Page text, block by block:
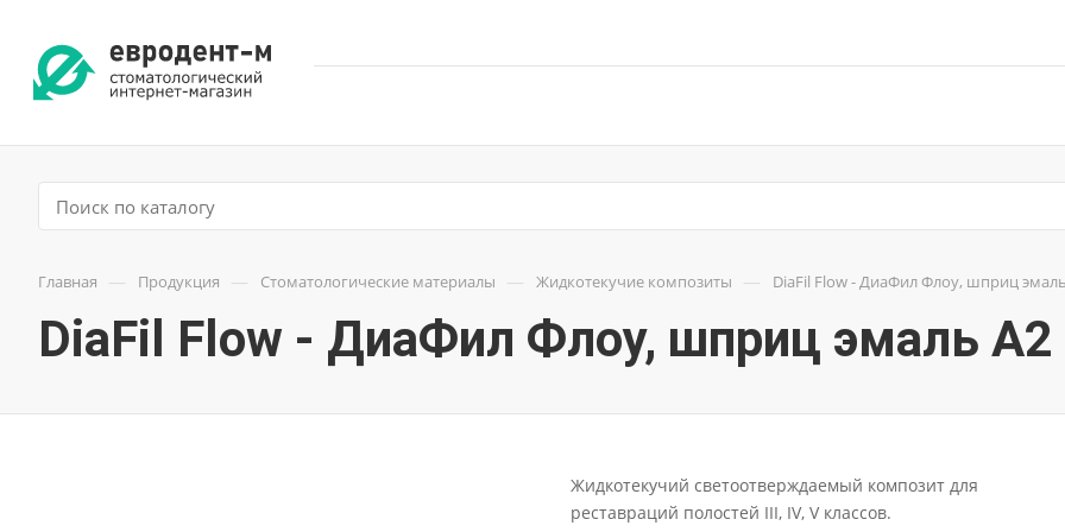
Главная — Продукция — Стоматологические материалы — Жидкотекучие композиты — DiaFil Flow - ДиаФил Флоу, шприц
DiaFil Flow - ДиаФил Флоу, шприц эмаль A2
Жидкотекучий светоотверждаемый композит для
реставраций полостей III, IV, V классов.